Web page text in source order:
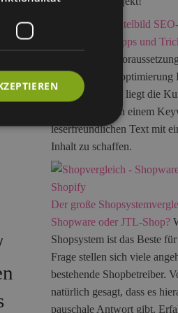
schreiben – 6 Tipps und
Texte sind die
Suchmaschinenoptimierung
Webseite. Dabei liegt die
Spagat zwischen einem
leserfreundlichen Text mit
Inhalt zu schaffen.
Der große
Shopware oder JTL-Shop?
Shopsystem ist das Beste
Frage stellen sich viele
bestehende Shopbetreiber.
natürlich gesagt, dass es
pauschale Antwort gibt.